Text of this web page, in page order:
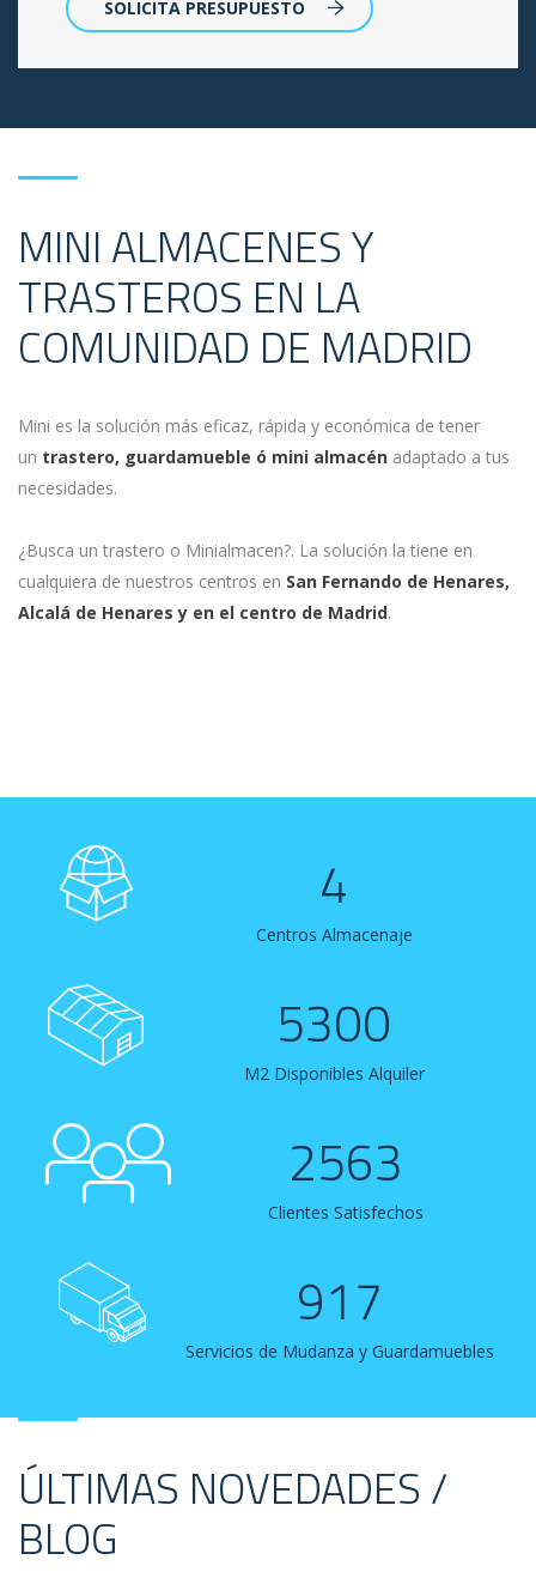
SOLICITA PRESUPUESTO
MINI ALMACENES Y
TRASTEROS EN LA
COMUNIDAD DE MADRID
Mini es la solución más eficaz, rápida y económica de tener
un trastero, guardamueble ó mini almacén adaptado a tus
necesidades.
¿Busca un trastero o Minialmacen?. La solución la tiene en
cualquiera de nuestros centros en San Fernando de Henares,
Alcalá de Henares y en el centro de Madrid.
4
Centros Almacenaje
5300
M2 Disponibles Alquiler
2563
Clientes Satisfechos
917
Servicios de Mudanza y Guardamuebles
ÚLTIMAS NOVEDADES /
BLOG